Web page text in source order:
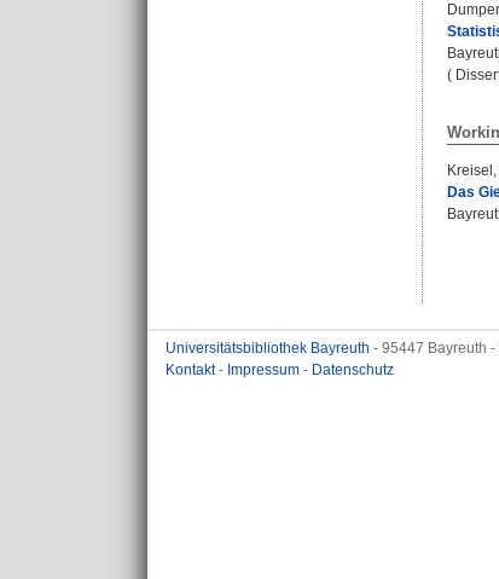
(
Das
Universitätsbibliothek Bayreuth - 95447 Bayreuth
Kontakt- Impressum - Datenschutz